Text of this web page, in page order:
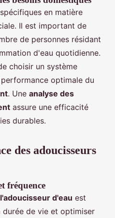
en matière
Il est important de
de personnes résidant
d'eau quotidienne.
choisir un système
optimale du
. Une analyse des
assure une efficacité
durables.
des adoucisseurs
fréquence
d'eau est
de vie et optimiser